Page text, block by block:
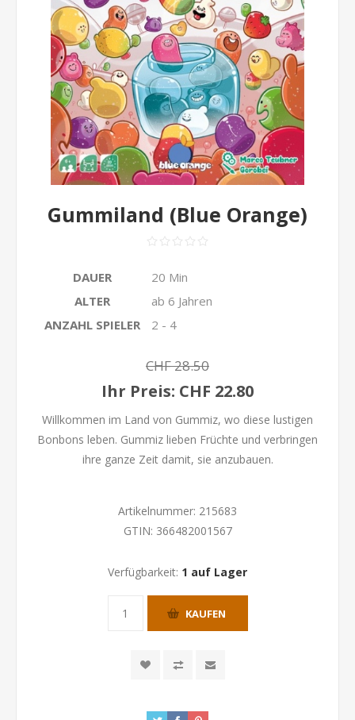
Gummiland (Blue Orange)
DAUER
20 Min
ALTER
ab 6 Jahren
ANZAHL SPIELER
2 - 4
CHF 28.50
Ihr Preis: CHF 22.80
Willkommen im Land von Gummiz, wo diese lustigen
Bonbons leben. Gummiz lieben Früchte und verbringen
ihre ganze Zeit damit, sie anzubauen.
Artikelnummer: 215683
GTIN: 366482001567
Verfügbarkeit: 1 auf Lager
KAUFEN